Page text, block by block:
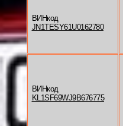
ВИНкод
JN1TESY61U0162780
ВИНкод
KL1SF69WJ9B676775